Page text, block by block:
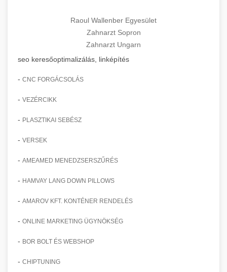
Raoul Wallenber Egyesület
Zahnarzt Sopron
Zahnarzt Ungarn
seo keresőoptimalizálás, linképítés
- CNC FORGÁCSOLÁS
- VEZÉRCIKK
- PLASZTIKAI SEBÉSZ
- VERSEK
- AMEAMED MENEDZSERSZŰRÉS
- HAMVAY LANG DOWN PILLOWS
- AMAROV KFT. KONTÉNER RENDELÉS
- ONLINE MARKETING ÜGYNÖKSÉG
- BOR BOLT ÉS WEBSHOP
- CHIPTUNING